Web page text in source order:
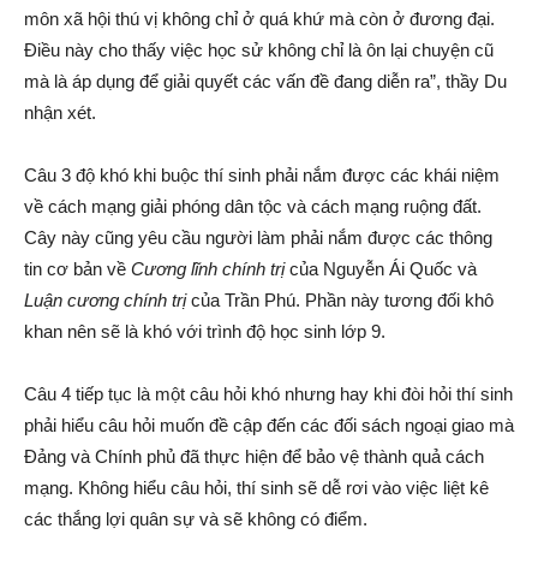
môn xã hội thú vị không chỉ ở quá khứ mà còn ở đương đại.
Điều này cho thấy việc học sử không chỉ là ôn lại chuyện cũ
mà là áp dụng để giải quyết các vấn đề đang diễn ra”, thầy Du
nhận xét.
Câu 3 độ khó khi buộc thí sinh phải nắm được các khái niệm
về cách mạng giải phóng dân tộc và cách mạng ruộng đất.
Cây này cũng yêu cầu người làm phải nắm được các thông
tin cơ bản về Cương lĩnh chính trịcủa Nguyễn Ái Quốc và
Luận cương chính trịcủa Trần Phú. Phần này tương đối khô
khan nên sẽ là khó với trình độ học sinh lớp 9.
Câu 4 tiếp tục là một câu hỏi khó nhưng hay khi đòi hỏi thí sinh
phải hiểu câu hỏi muốn đề cập đến các đối sách ngoại giao mà
Đảng và Chính phủ đã thực hiện để bảo vệ thành quả cách
mạng. Không hiểu câu hỏi, thí sinh sẽ dễ rơi vào việc liệt kê
các thắng lợi quân sự và sẽ không có điểm.